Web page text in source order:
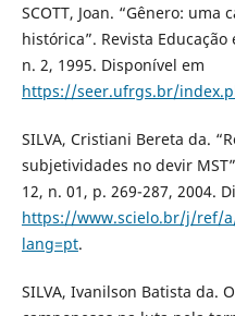
SCOTT, Joan. “Gênero:
histórica”. Revista
n. 2, 1995. Disponível em
https://seer.ufrgs.br/
SILVA, Cristiani Bereta da.
subjetividades no devir
12, n. 01, p. 269-287, 2004.
https://www.scielo.br/j/ref/a/
lang=pt.
SILVA, Ivanilson Batista da.